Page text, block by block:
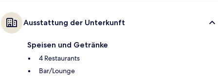
Ausstattung der Unterkunft
Speisen und Getränke
4 Restaurants
Bar/Lounge